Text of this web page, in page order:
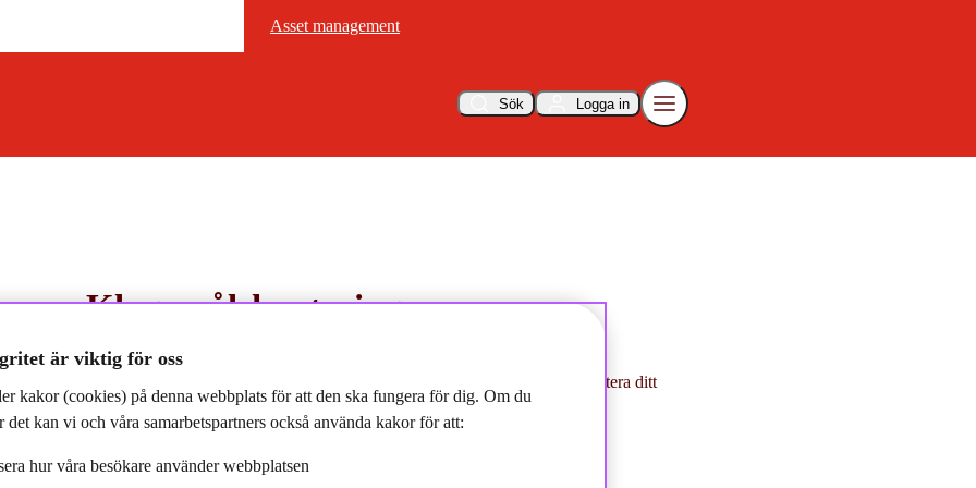
Asset management
Sök Logga in
Asset management
Klagomålshantering
kvalitet i våra tjänster. Om du inte är nöjd vill vi att du kontaktar oss så att vi kan hantera ditt
klagomål på ett korrekt och skyndsamt sätt.
är viktig för oss
kakor (cookies) på denna webbplats för att den ska fungera för dig. Om du
det kan vi och våra samarbetspartners också använda kakor för att:
hur våra besökare använder webbplatsen